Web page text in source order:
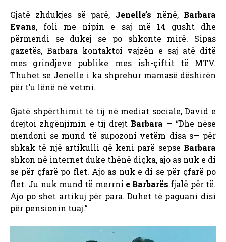
Gjatë zhdukjes së parë, Jenelle’s nënë, Barbara
Evans, foli me nipin e saj më 14 gusht dhe
përmendi se dukej se po shkonte mirë. Sipas
gazetës, Barbara kontaktoi vajzën e saj atë ditë
mes grindjeve publike mes ish-çiftit të MTV.
Thuhet se Jenelle i ka shprehur mamasë dëshirën
për t’u lënë në vetmi.
Gjatë shpërthimit të tij në mediat sociale, David e
drejtoi zhgënjimin e tij drejt Barbara — “Dhe nëse
mendoni se mund të supozoni vetëm disa s— për
shkak të një artikulli që keni parë sepse Barbara
shkon në internet duke thënë diçka, ajo as nuk e di
se për çfarë po flet. Ajo as nuk e di se për çfarë po
flet. Ju nuk mund të merrni e Barbarës fjalë për të.
Ajo po shet artikuj për para. Duhet të paguani disi
për pensionin tuaj.”